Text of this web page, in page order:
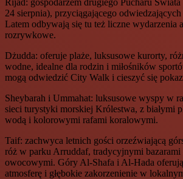
24 sierpnia), przyciągającego odwiedzających
Latem odbywają się tu też liczne wydarzenia
rozrywkowe.
Dżudda: oferuje plaże, luksusowe kurorty,
wodne, idealne dla rodzin i miłośników
mogą odwiedzić City Walk i cieszyć się
Sheybarah i Ummahat: luksusowe wyspy w
sieci turystyki morskiej Królestwa, z białymi
wodą i kolorowymi rafami koralowymi.
Taif: zachwyca letnich gości orzeźwiającą
róż w parku Arruddaf, tradycyjnymi bazarami
owocowymi. Góry Al-Shafa i Al-Hada
atmosferę i głębokie zakorzenienie w